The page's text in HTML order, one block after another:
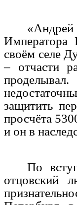
своём селе
– отчасти
защитить
просчёта
и он в
По
отцовский